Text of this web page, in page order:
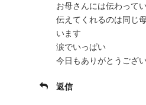
お母さんには伝わって
伝えてくれるのは同じ
います
涙でいっぱい
今日もありがとうござ
返信